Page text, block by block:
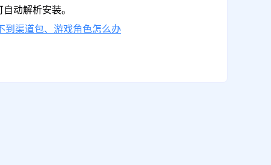
动解析安装。
到渠道包、游戏角色怎么办